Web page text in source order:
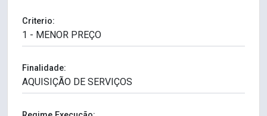
Criterio:
Finalidade: